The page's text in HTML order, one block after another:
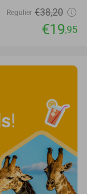
Regulier €38,20
€19,95
!